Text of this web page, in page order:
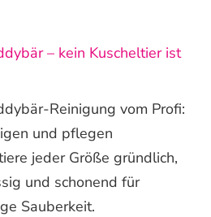
– kein Kuscheltier ist
Reinigung vom Profi:
und pflegen
jeder Größe gründlich,
und schonend für
Sauberkeit.